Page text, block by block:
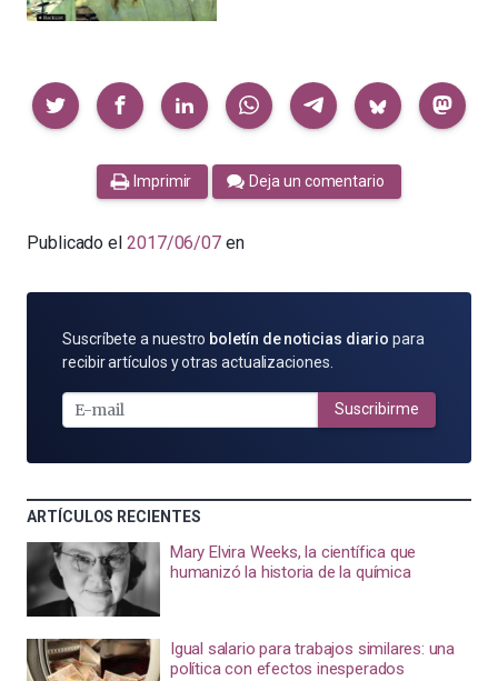
Compartir
Imprimir Deja un comentario
Publicado el 2017/06/07 en
SUSCRÍBETE
POR
MAIL
Suscríbete a nuestro boletín de noticias diario para
recibir artículos y otras actualizaciones.
Suscribirme
ARTÍCULOS RECIENTES
Mary Elvira Weeks, la científica que
humanizó la historia de la química
Igual salario para trabajos similares: una
política con efectos inesperados